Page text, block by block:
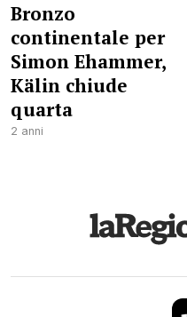
Bronzo
continentale per
Simon Ehammer,
Kälin chiude
quarta
2 anni